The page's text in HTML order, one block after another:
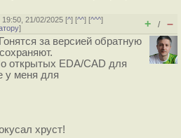
19:50, 21/02/2025 [^] [^^] [^^^]
] + / –
за версией обратную
открытых EDA/CAD для
у меня для
хруст!